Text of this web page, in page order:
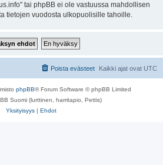
tai phpBB ei ole vastuussa mahdollisen
tietojen vuodosta ulkopuolisille tahoille.
Kaikki ajat ovat UTC
Poista evästeet
phpBB® Forum Software © phpBB Limited
Suomi (lurttinen, harritapio, Pettis)
Yksityisyys | Ehdot